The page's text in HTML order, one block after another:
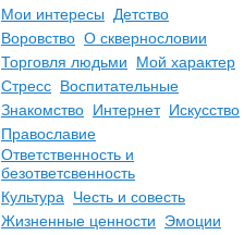
Мои интересы
Детство
Воровство О сквернословии
Торговля людьми
Мой характер
Стресс Воспитательные
Знакомство Интернет Искусство
Православие
Ответственность и
безответсвенность
Культура
Честь и совесть
Жизненные ценности
Эмоции